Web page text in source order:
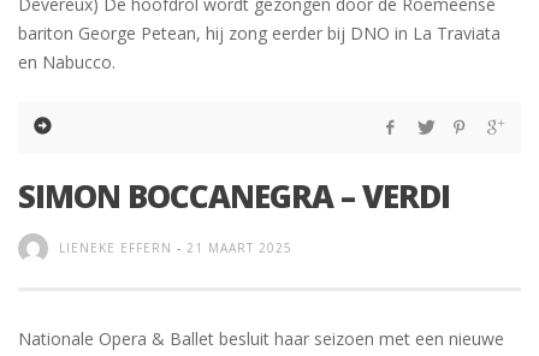
bariton George Petean, hij zong eerder bij DNO in La Traviata
en Nabucco.
SIMON BOCCANEGRA – VERDI
LIENEKE EFFERN - 21 MAART 2025
Nationale Opera & Ballet besluit haar seizoen met een nieuwe